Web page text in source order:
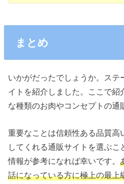
まとめ
いかがだったでしょうか。ステ
イトを紹介しました。ここで紹
な種類のお肉やコンセプトの通
重要なことは信頼性ある品質高
してくれる通販サイトを選ぶこ
情報が参考になれば幸いです。
話になっている方に極上の最上